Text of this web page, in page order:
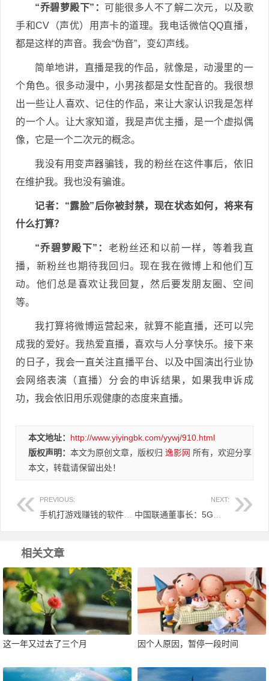
“乔碧萝殿下”： 可能很多人不了解二次元，以及歌
手和CV（声优）用声卡的道理。我电话微信QQ直播，
都是这样的声音。我会“伪音”，变幻声线。
简单地讲，直播是我的作品，就像是，动漫里的一
个角色。很多动漫中，小男孩都是女性配音的。我很想
出一些让人喜欢、记住的作品，来让大家认识我是怎样
的一个人。让大家知道，我是声优主播，是一个虚拟偶
像，它是一个二次元的概念。
我没有用变声器骗钱，我的粉丝在这件事后，依旧
在维护我。我也没有骗谁。
记者：“露脸”后你被封禁，现在状态如何，将来有
什么打算？
“乔碧萝殿下”： 老粉丝还和以前一样，等着我直
播，新粉丝也期待我回归。现在我在微博上和他们互
动。他们总是喜欢让我回复，然后要发朋友圈、空间
等。
我打算将微博运营起来，就算不能直播，还可以完
成我的爱好。我热爱直播，喜欢与人分享快乐。接下来
的日子，我会一直关注直播平台、以及中国演出行业协
会网络表演（直播）分会的申诉结果，如果我申诉成
功，我会依旧用乐观健康的态度来直播。
本文地址： http://www.yiyingbk.com/yywj/910.html
版权声明： 本文为原创文章，版权归 逸影网 所有，欢迎分享
本文，转载请保留出处！
PREVIOUS: NEXT:
相关文章
这一年又过去了三个月 因个人原因，暂停一段时间